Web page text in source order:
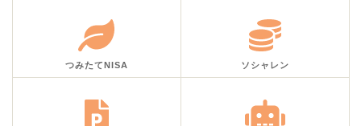
つみたてNISA ソシャレン